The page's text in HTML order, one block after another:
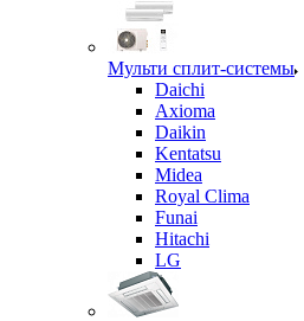
Мульти сплит-системы
Daichi
Axioma
Daikin
Kentatsu
Midea
Royal Clima
Funai
Hitachi
LG